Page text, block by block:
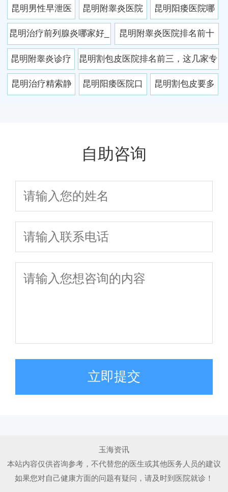
昆明男性早泄医
院选择是否非常
重要
昆明附睾炎医院
哪家好？正规专
科资质_专家亲诊
_透明规范收费
昆明阳痿医院哪
家强？2025年昆
明专业男科医院
口碑排名与就诊
指南
昆明治疗前列腺炎哪家好_
昆明正规男科医院排名推
荐
昆明附睾炎医院排名前十
强榜单公布，昆明男性患
者口碑推荐这家！
昆明附睾炎诊疗
哪家强？2025口
昆明割包皮医院排名前三，这几家专
业又放心！
昆明治疗精索静 昆明阳痿医院口
数，患者直呼“找
昆明割包皮要多
自助咨询
立即提交
玉海资讯
本站内容仅供咨询参考，不代替您的医生或其他医务人员的建议
如果您对自己健康方面的问题有疑问，请及时到医院就诊！